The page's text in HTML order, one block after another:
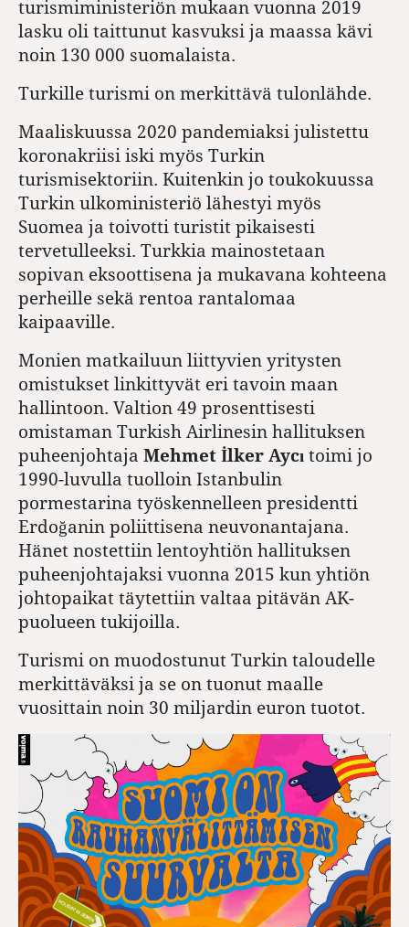
turismiministeriön mukaan vuonna 2019
lasku oli taittunut kasvuksi ja maassa kävi
noin 130 000 suomalaista.
Turkille turismi on merkittävä tulonlähde.
Maaliskuussa 2020 pandemiaksi julistettu
koronakriisi iski myös Turkin
turismisektoriin. Kuitenkin jo toukokuussa
Turkin ulkoministeriö lähestyi myös
Suomea ja toivotti turistit pikaisesti
tervetulleeksi. Turkkia mainostetaan
sopivan eksoottisena ja mukavana kohteena
perheille sekä rentoa rantalomaa
kaipaaville.
Monien matkailuun liittyvien yritysten
omistukset linkittyvät eri tavoin maan
hallintoon. Valtion 49 prosenttisesti
omistaman Turkish Airlinesin hallituksen
puheenjohtaja Mehmet İlker Aycı toimi jo
1990-luvulla tuolloin Istanbulin
pormestarina työskennelleen presidentti
Erdoğanin poliittisena neuvonantajana.
Hänet nostettiin lentoyhtiön hallituksen
puheenjohtajaksi vuonna 2015 kun yhtiön
johtopaikat täytettiin valtaa pitävän AK-
puolueen tukijoilla.
Turismi on muodostunut Turkin taloudelle
merkittäväksi ja se on tuonut maalle
vuosittain noin 30 miljardin euron tuotot.